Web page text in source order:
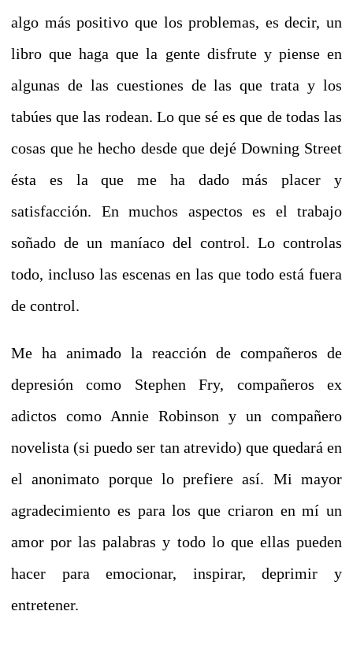
algo más positivo que los problemas, es decir, un
libro que haga que la gente disfrute y piense en
algunas de las cuestiones de las que trata y los
tabúes que las rodean. Lo que sé es que de todas las
cosas que he hecho desde que dejé Downing Street
ésta es la que me ha dado más placer y
satisfacción. En muchos aspectos es el trabajo
soñado de un maníaco del control. Lo controlas
todo, incluso las escenas en las que todo está fuera
de control.
Me ha animado la reacción de compañeros de
depresión como Stephen Fry, compañeros ex
adictos como Annie Robinson y un compañero
novelista (si puedo ser tan atrevido) que quedará en
el anonimato porque lo prefiere así. Mi mayor
agradecimiento es para los que criaron en mí un
amor por las palabras y todo lo que ellas pueden
hacer para emocionar, inspirar, deprimir y
entretener.